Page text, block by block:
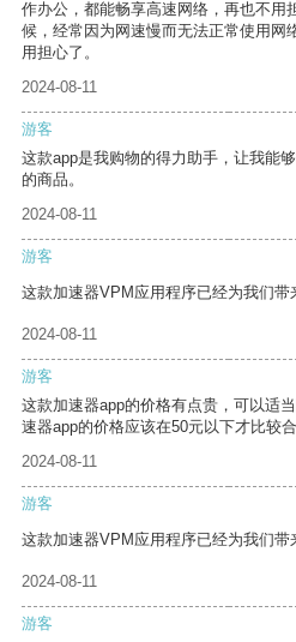
作办公，都能畅享高速网络，再也不用
候，经常因为网速慢而无法正常使用网
用担心了。
2024-08-11
游客
这款app是我购物的得力助手，让我能
的商品。
2024-08-11
游客
这款加速器VPM应用程序已经为我们带
2024-08-11
游客
这款加速器app的价格有点贵，可以适
速器app的价格应该在50元以下才比较合
2024-08-11
游客
这款加速器VPM应用程序已经为我们带
2024-08-11
游客